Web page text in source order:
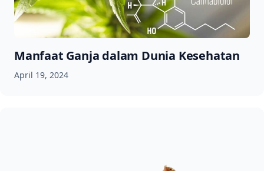
Manfaat Ganja dalam Dunia Kesehatan
April 19, 2024